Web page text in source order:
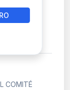
sobre
de
COMITÉ